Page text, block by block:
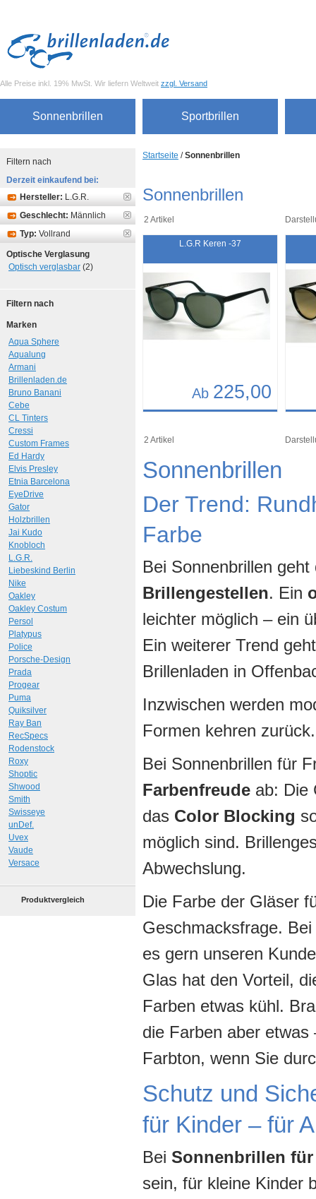
Alle Preise inkl. 19% MwSt. Wir liefern Weltweit zzgl. Versand
Sonnenbrillen Sportbrillen
Startseite /Sonnenbrillen
Sonnenbrillen
2 Artikel
L.G.R Keren -37
Ab 225,00
Art.-Nr.: 10419 Art.-
2 Artikel
Sonnenbrillen
Der Trend:
Farbe
Bei Sonnenbrillen
Brillengestellen. Ein
leichter möglich – ein
Ein weiterer Trend
Brillenladen in
Inzwischen werden
Formen kehren zurück.
Bei Sonnenbrillen für
Farbenfreude ab: Die
das Color Blocking
möglich sind.
Abwechslung.
Die Farbe der Gläser
Geschmacksfrage.
es gern unseren
Glas hat den Vorteil,
Farben etwas kühl.
die Farben aber
Farbton, wenn Sie
Schutz und
für Kinder – für
Bei Sonnenbrillen
sein, für kleine Kinder
Filtern nach
Derzeit einkaufend bei:
Hersteller: L.G.R.
Geschlecht: Männlich
Typ: Vollrand
Optische Verglasung
Optisch verglasbar (2)
Filtern nach
Marken
Aqua Sphere
Aqualung
Armani
Brillenladen.de
Bruno Banani
Cebe
CL Tinters
Cressi
Custom Frames
Ed Hardy
Elvis Presley
Etnia Barcelona
EyeDrive
Gator
Holzbrillen
Jai Kudo
Knobloch
L.G.R.
Liebeskind Berlin
Nike
Oakley
Oakley Costum
Persol
Platypus
Police
Porsche-Design
Prada
Progear
Puma
Quiksilver
Ray Ban
RecSpecs
Rodenstock
Roxy
Shoptic
Shwood
Smith
Swisseye
unDef.
Uvex
Vaude
Versace
Produktvergleich